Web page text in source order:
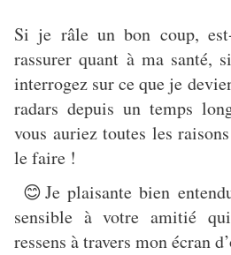
Si je râle un bon coup,
rassurer quant à ma santé,
interrogez sur ce que je
radars depuis un temps
vous auriez toutes les
le faire !
😊 Je plaisante bien
sensible à votre amitié
ressens à travers mon écran